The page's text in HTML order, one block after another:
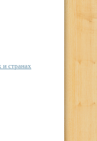
и странах